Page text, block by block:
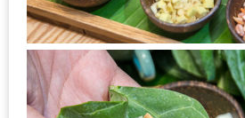
TOP
10
รีวิว
ร้าน
อาหาร